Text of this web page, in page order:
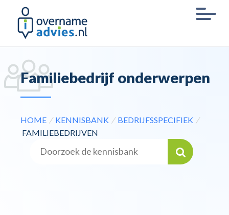
Familiebedrijf onderwerpen
HOME / KENNISBANK / BEDRIJFSSPECIFIEK /
FAMILIEBEDRIJVEN